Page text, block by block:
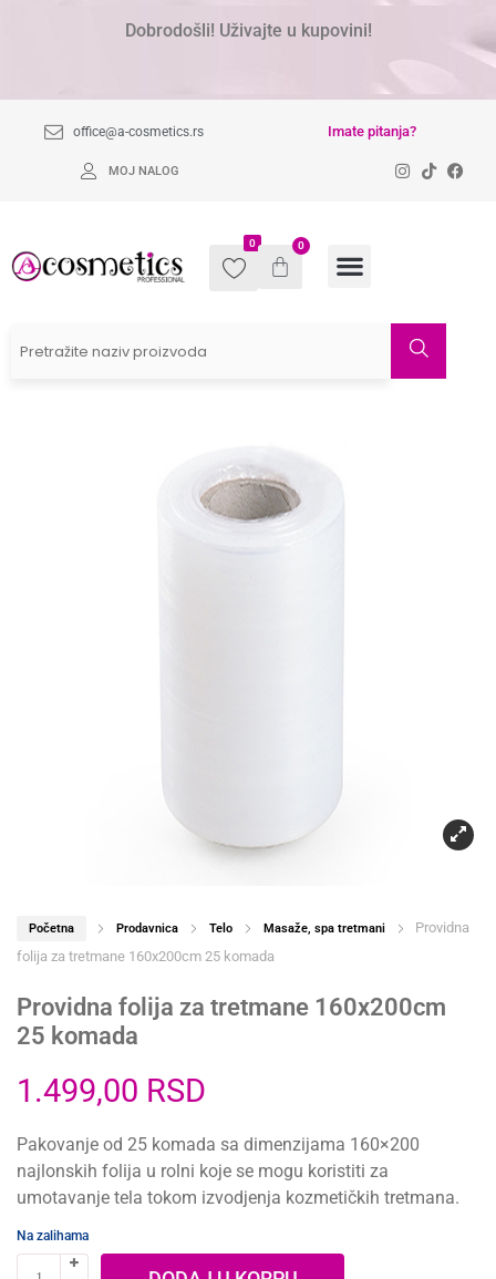
Dobrodošli! Uživajte u kupovini!
office@a-cosmetics.rs Imate pitanja?
MOJ NALOG
0 0
Početna Prodavnica Telo Masaže, spa tretmani
Providna
folija za tretmane 160x200cm 25 komada
Providna folija za tretmane 160x200cm
25 komada
1.499,00 RSD
Pakovanje od 25 komada sa dimenzijama 160×200
najlonskih folija u rolni koje se mogu koristiti za
umotavanje tela tokom izvodjenja kozmetičkih tretmana.
Na zalihama